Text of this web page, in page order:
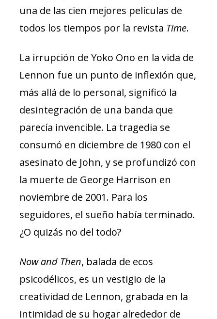
una de las cien mejores películas de
todos los tiempos por la revista Time.
La irrupción de Yoko Ono en la vida de
Lennon fue un punto de inflexión que,
más allá de lo personal, significó la
desintegración de una banda que
parecía invencible. La tragedia se
consumó en diciembre de 1980 con el
asesinato de John, y se profundizó con
la muerte de George Harrison en
noviembre de 2001. Para los
seguidores, el sueño había terminado.
¿O quizás no del todo?
Now and Then, balada de ecos
psicodélicos, es un vestigio de la
creatividad de Lennon, grabada en la
intimidad de su hogar alrededor de